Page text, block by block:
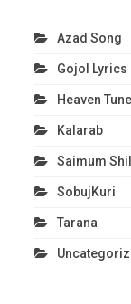
Azad Song
Gojol Lyrics
Heaven Tune
Kalarab
Saimum
SobujKuri
Tarana